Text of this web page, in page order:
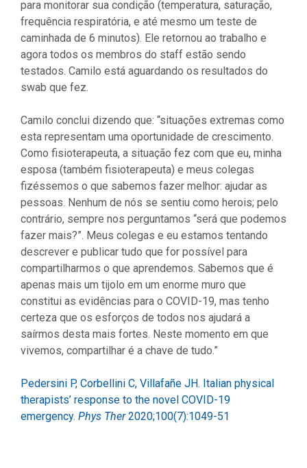
para monitorar sua condição (temperatura, saturação,
frequência respiratória, e até mesmo um teste de
caminhada de 6 minutos). Ele retornou ao trabalho e
agora todos os membros do staff estão sendo
testados. Camilo está aguardando os resultados do
swab que fez.
Camilo conclui dizendo que: “situações extremas como
esta representam uma oportunidade de crescimento.
Como fisioterapeuta, a situação fez com que eu, minha
esposa (também fisioterapeuta) e meus colegas
fizéssemos o que sabemos fazer melhor: ajudar as
pessoas. Nenhum de nós se sentiu como herois; pelo
contrário, sempre nos perguntamos “será que podemos
fazer mais?”. Meus colegas e eu estamos tentando
descrever e publicar tudo que for possível para
compartilharmos o que aprendemos. Sabemos que é
apenas mais um tijolo em um enorme muro que
constitui as evidências para o COVID-19, mas tenho
certeza que os esforços de todos nos ajudará a
saírmos desta mais fortes. Neste momento em que
vivemos, compartilhar é a chave de tudo.”
Pedersini P, Corbellini C, Villafañe JH. Italian physical
therapists’ response to the novel COVID-19
emergency. Phys Ther2020;100(7):1049-51